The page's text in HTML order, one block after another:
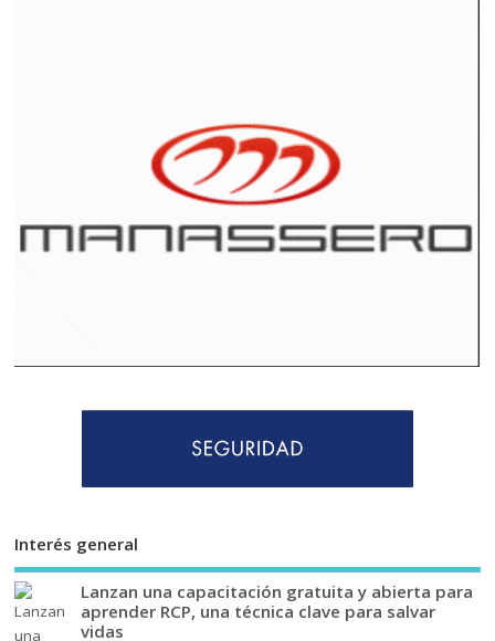
Interés general
Lanzan una capacitación gratuita y abierta para
aprender RCP, una técnica clave para salvar
vidas